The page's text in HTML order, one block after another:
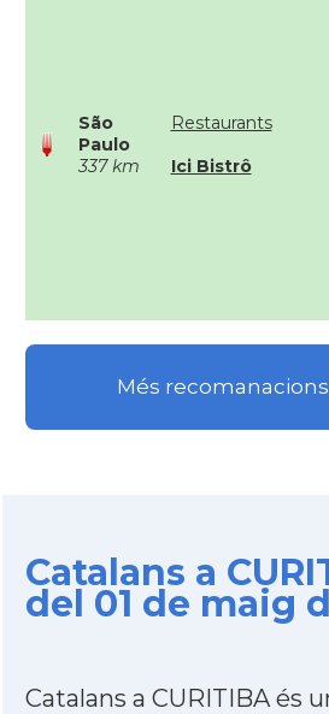
São
Paulo
337 km
Restaurants
Ici Bistrô
Més recomanacions
Catalans a
del 01 de maig
Catalans a CURITIBA és